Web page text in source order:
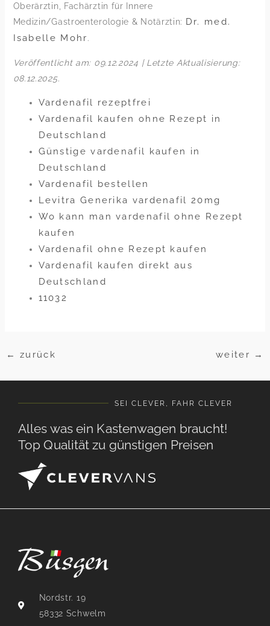
Oberärztin, Fachärztin für Innere
Medizin/Gastroenterologie & Notärztin: Dr. med.
Isabelle Mohr.
Veröffentlicht am: 09.12.2024 | Letzte Aktualisierung:
08.12.2025.
Vardenafil rezeptfrei
Vardenafil kaufen ohne Rezept in
Deutschland
Günstige vardenafil kaufen in
Deutschland
Vardenafil bestellen
Levitra Generika vardenafil 20mg
Wo kann man vardenafil ohne Rezept
kaufen
Vardenafil ohne Rezept kaufen
Vardenafil kaufen direkt aus
Deutschland
11032
← zurück weiter →
SEI CLEVER, FAHR CLEVER
Alles was ein Kastenwagen braucht!
Top Qualität zu günstigen Preisen
Nordstr. 19
58332 Schwelm